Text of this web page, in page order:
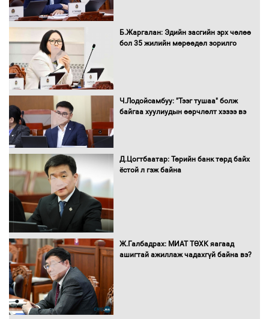
эрэгтэйчүүдийн волейболын тэмцээнд
оролцож байгаа баг тамирчдад
Автобензин, дизель түлшний онцгой
Нөөцийн махны худалдаа,
Б.Жаргалан: Эдийн засгийн эрх чөлөө
бол 35 жилийн мөрөөдөл зорилго
Ч.Лодойсамбуу: "Тээг тушаа" болж
байгаа хуулиудын өөрчлөлт хэзээ вэ
Д.Цогтбаатар: Төрийн банк төрд байх
ёстой л гэж байна
Ж.Галбадрах: МИАТ ТӨХК яагаад
ашигтай ажиллаж чадахгүй байна вэ?